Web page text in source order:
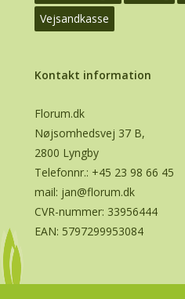
Vejsandkasse
Kontakt information
Florum.dk
Nøjsomhedsvej 37 B,
2800 Lyngby
Telefonnr.: +45 23 98 66 45
mail: jan@florum.dk
CVR-nummer: 33956444
EAN: 5797299953084